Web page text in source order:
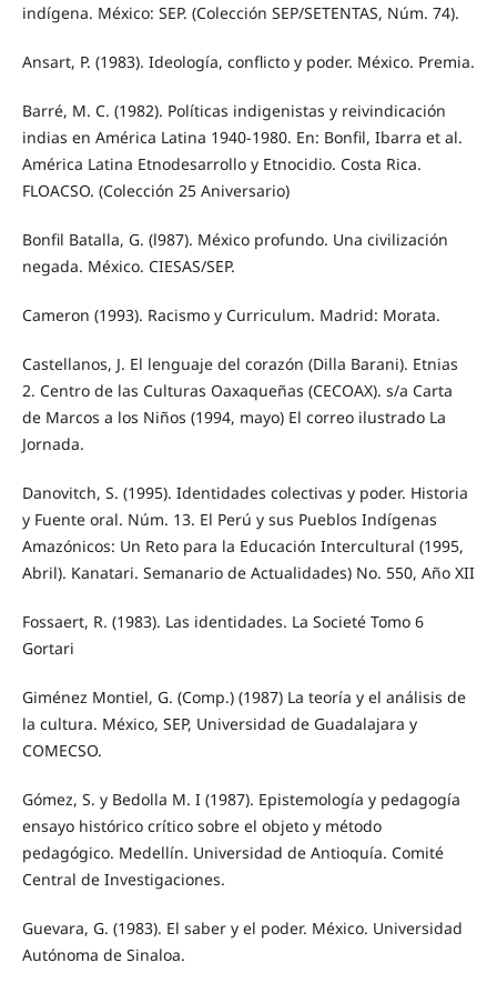
indígena. México: SEP. (Colección SEP/SETENTAS, Núm. 74).
Ansart, P. (1983). Ideología, conflicto y poder. México. Premia.
Barré, M. C. (1982). Políticas indigenistas y reivindicación
indias en América Latina 1940-1980. En: Bonfil, Ibarra et al.
América Latina Etnodesarrollo y Etnocidio. Costa Rica.
FLOACSO. (Colección 25 Aniversario)
Bonfil Batalla, G. (l987). México profundo. Una civilización
negada. México. CIESAS/SEP.
Cameron (1993). Racismo y Curriculum. Madrid: Morata.
Castellanos, J. El lenguaje del corazón (Dilla Barani). Etnias
2. Centro de las Culturas Oaxaqueñas (CECOAX). s/a Carta
de Marcos a los Niños (1994, mayo) El correo ilustrado La
Jornada.
Danovitch, S. (1995). Identidades colectivas y poder. Historia
y Fuente oral. Núm. 13. El Perú y sus Pueblos Indígenas
Amazónicos: Un Reto para la Educación Intercultural (1995,
Abril). Kanatari. Semanario de Actualidades) No. 550, Año XII
Fossaert, R. (1983). Las identidades. La Societé Tomo 6
Gortari
Giménez Montiel, G. (Comp.) (1987) La teoría y el análisis de
la cultura. México, SEP, Universidad de Guadalajara y
COMECSO.
Gómez, S. y Bedolla M. I (1987). Epistemología y pedagogía
ensayo histórico crítico sobre el objeto y método
pedagógico. Medellín. Universidad de Antioquía. Comité
Central de Investigaciones.
Guevara, G. (1983). El saber y el poder. México. Universidad
Autónoma de Sinaloa.